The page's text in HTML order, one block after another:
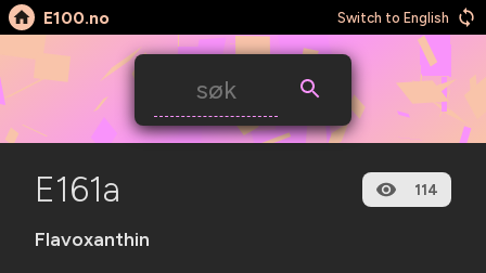
E100.no Switch to English
E161a 114
Flavoxanthin